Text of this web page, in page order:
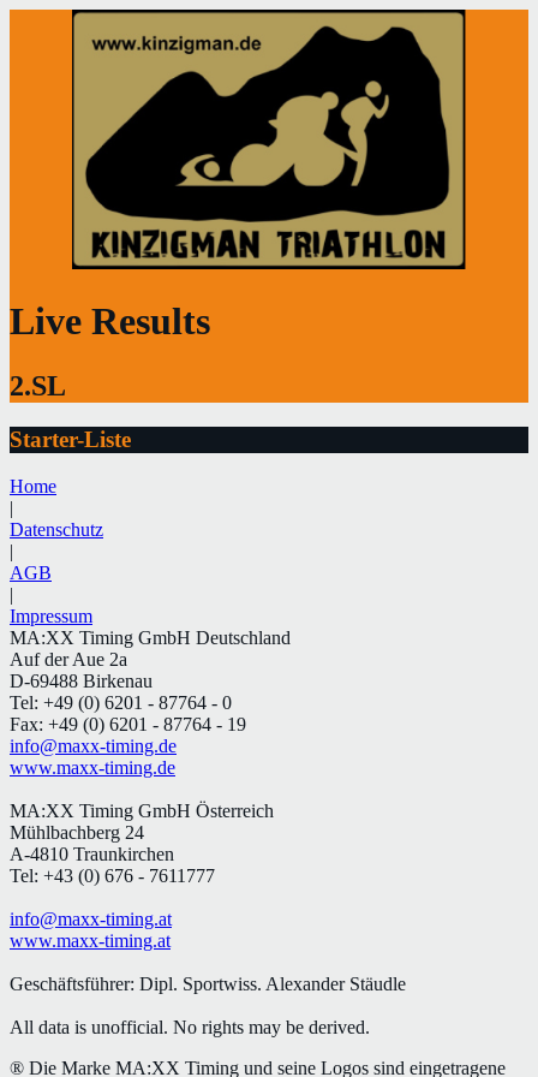
Live Results
2.SL
Starter-Liste
Home
|
Datenschutz
|
AGB
|
Impressum
MA:XX Timing GmbH Deutschland
Auf der Aue 2a
D-69488 Birkenau
Tel: +49 (0) 6201 - 87764 - 0
Fax: +49 (0) 6201 - 87764 - 19
info@maxx-timing.de
www.maxx-timing.de
MA:XX Timing GmbH Österreich
Mühlbachberg 24
A-4810 Traunkirchen
Tel: +43 (0) 676 - 7611777
info@maxx-timing.at
www.maxx-timing.at
Geschäftsführer: Dipl. Sportwiss. Alexander Stäudle
All data is unofficial. No rights may be derived.
® Die Marke MA:XX Timing und seine Logos sind eingetragene